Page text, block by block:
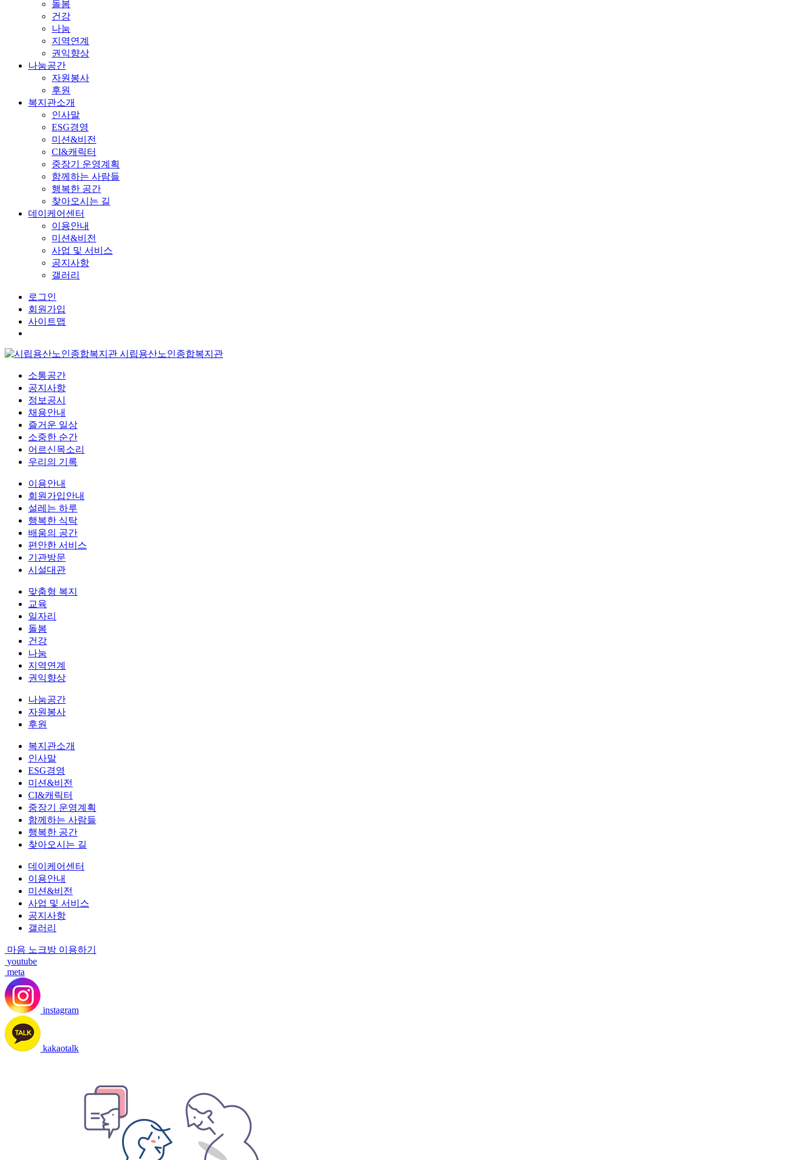
돌봄
건강
나눔
지역연계
권익향상
나눔공간
자원봉사
후원
복지관소개
인사말
ESG경영
미션&비전
CI&캐릭터
중장기 운영계획
함께하는 사람들
행복한 공간
찾아오시는 길
데이케어센터
이용안내
미션&비전
사업 및 서비스
공지사항
갤러리
로그인
회원가입
사이트맵
소통공간
공지사항
정보공시
채용안내
즐거운 일상
소중한 순간
어르신목소리
우리의 기록
이용안내
회원가입안내
설레는 하루
행복한 식탁
배움의 공간
편안한 서비스
기관방문
시설대관
맞춤형 복지
교육
일자리
돌봄
건강
나눔
지역연계
권익향상
나눔공간
자원봉사
후원
복지관소개
인사말
ESG경영
미션&비전
CI&캐릭터
중장기 운영계획
함께하는 사람들
행복한 공간
찾아오시는 길
데이케어센터
이용안내
미션&비전
사업 및 서비스
공지사항
갤러리
마음 노크방 이용하기
youtube
meta
instagram
kakaotalk